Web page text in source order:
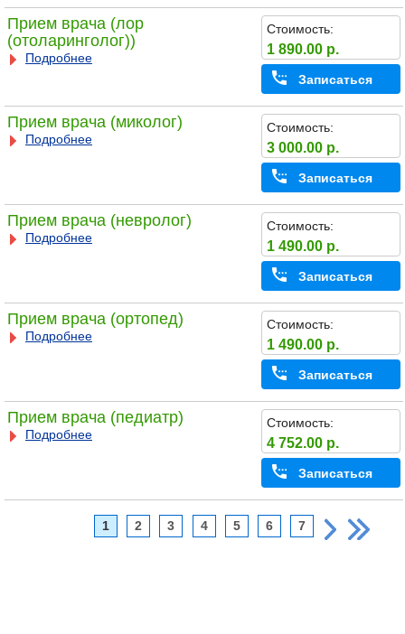
Прием врача (лор
(отоларинголог))
Подробнее
Стоимость:
1 890.00 р.
Записаться
Прием врача (миколог)
Подробнее
Стоимость:
3 000.00 р.
Записаться
Прием врача (невролог)
Подробнее
Стоимость:
1 490.00 р.
Записаться
Прием врача (ортопед)
Подробнее
Стоимость:
1 490.00 р.
Записаться
Прием врача (педиатр)
Подробнее
Стоимость:
4 752.00 р.
Записаться
1 2 3 4 5 6 7